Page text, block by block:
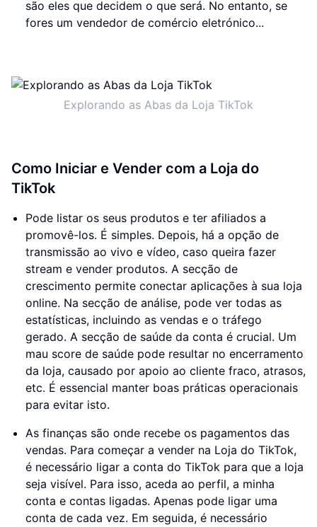
são eles que decidem o que será. No entanto, se
fores um vendedor de comércio eletrónico...
Explorando as Abas da Loja TikTok
Como Iniciar e Vender com a Loja do
TikTok
Pode listar os seus produtos e ter afiliados a
promovê-los. É simples. Depois, há a opção de
transmissão ao vivo e vídeo, caso queira fazer
stream e vender produtos. A secção de
crescimento permite conectar aplicações à sua loja
online. Na secção de análise, pode ver todas as
estatísticas, incluindo as vendas e o tráfego
gerado. A secção de saúde da conta é crucial. Um
mau score de saúde pode resultar no encerramento
da loja, causado por apoio ao cliente fraco, atrasos,
etc. É essencial manter boas práticas operacionais
para evitar isto.
As finanças são onde recebe os pagamentos das
vendas. Para começar a vender na Loja do TikTok,
é necessário ligar a conta do TikTok para que a loja
seja visível. Para isso, aceda ao perfil, a minha
conta e contas ligadas. Apenas pode ligar uma
conta de cada vez. Em seguida, é necessário